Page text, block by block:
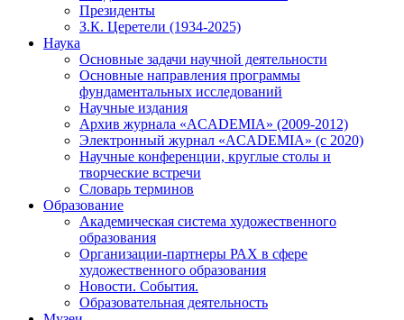
Президенты
З.К. Церетели (1934-2025)
Наука
Основные задачи научной деятельности
Основные направления программы
фундаментальных исследований
Научные издания
Архив журнала «ACADEMIA» (2009-2012)
Электронный журнал «ACADEMIA» (с 2020)
Научные конференции, круглые столы и
творческие встречи
Словарь терминов
Образование
Академическая система художественного
образования
Организации-партнеры РАХ в сфере
художественного образования
Новости. События.
Образовательная деятельность